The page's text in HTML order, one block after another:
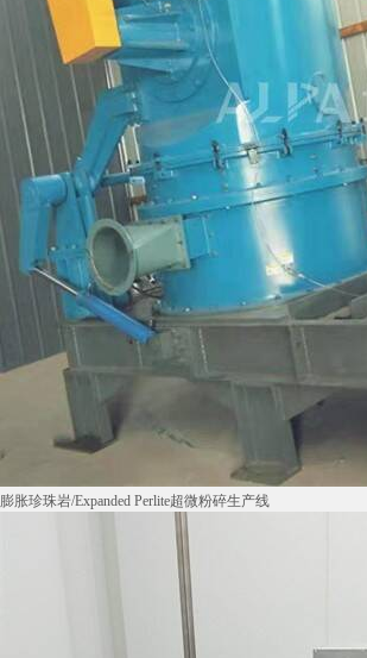
膨胀珍珠岩/Expanded Perlite超微粉碎生产线